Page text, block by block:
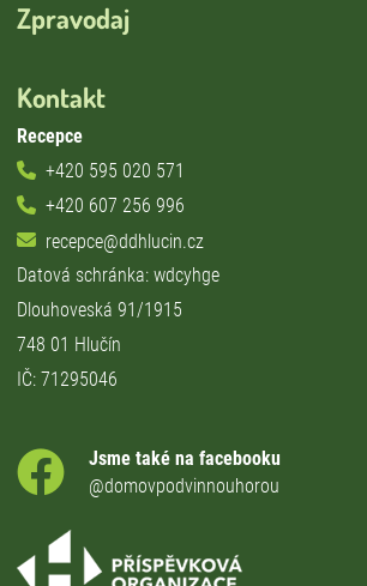
Zpravodaj
Kontakt
Recepce
+420 595 020 571
+420 607 256 996
recepce@ddhlucin.cz
Datová schránka: wdcyhge
Dlouhoveská 91/1915
748 01 Hlučín
IČ: 71295046
Jsme také na facebooku
@domovpodvinnouhorou